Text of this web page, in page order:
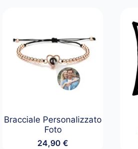
Bracciale Personalizzato
Foto
24,90€